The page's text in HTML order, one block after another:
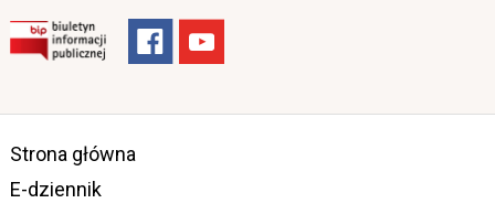
Strona główna
E-dziennik